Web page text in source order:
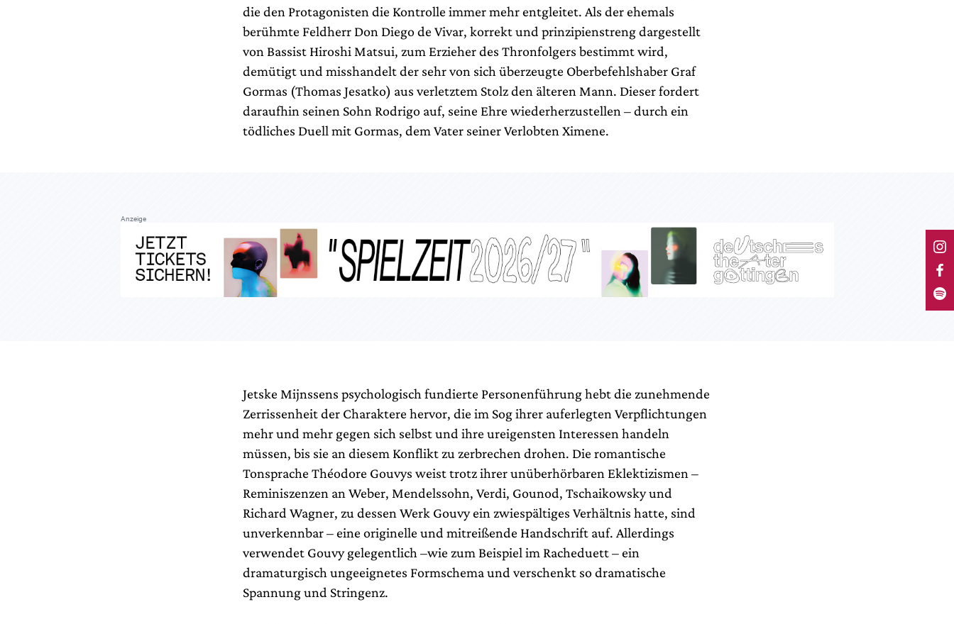
die den Protagonisten die Kontrolle immer mehr entgleitet. Als der ehemals
berühmte Feldherr Don Diego de Vivar, korrekt und prinzipienstreng dargestellt
von Bassist Hiroshi Matsui, zum Erzieher des Thronfolgers bestimmt wird,
demütigt und misshandelt der sehr von sich überzeugte Oberbefehlshaber Graf
Gormas (Thomas Jesatko) aus verletztem Stolz den älteren Mann. Dieser fordert
daraufhin seinen Sohn Rodrigo auf, seine Ehre wiederherzustellen – durch ein
tödliches Duell mit Gormas, dem Vater seiner Verlobten Ximene.
Anzeige
Jetske Mijnssens psychologisch fundierte Personenführung hebt die zunehmende
Zerrissenheit der Charaktere hervor, die im Sog ihrer auferlegten Verpflichtungen
mehr und mehr gegen sich selbst und ihre ureigensten Interessen handeln
müssen, bis sie an diesem Konflikt zu zerbrechen drohen. Die romantische
Tonsprache Théodore Gouvys weist trotz ihrer unüberhörbaren Eklektizismen –
Reminiszenzen an Weber, Mendelssohn, Verdi, Gounod, Tschaikowsky und
Richard Wagner, zu dessen Werk Gouvy ein zwiespältiges Verhältnis hatte, sind
unverkennbar – eine originelle und mitreißende Handschrift auf. Allerdings
verwendet Gouvy gelegentlich –wie zum Beispiel im Racheduett – ein
dramaturgisch ungeeignetes Formschema und verschenkt so dramatische
Spannung und Stringenz.